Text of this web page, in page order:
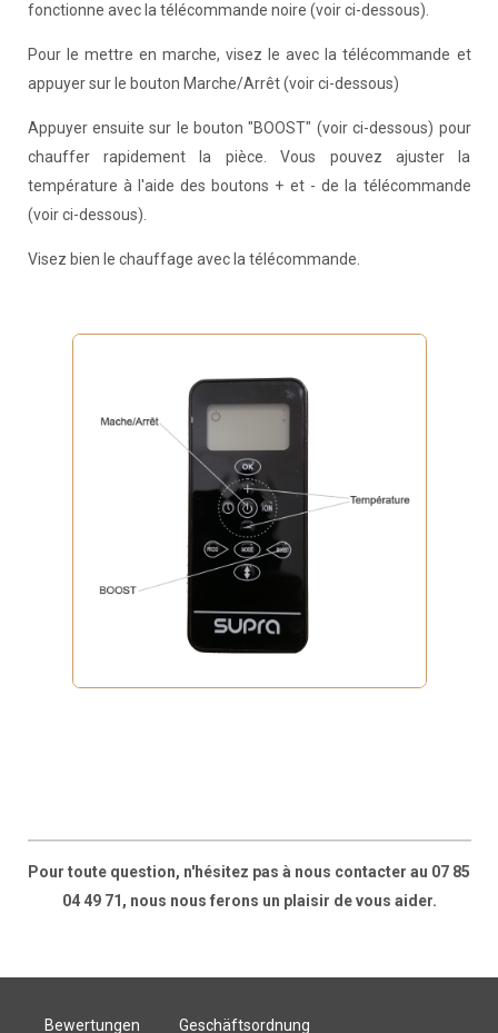
fonctionne avec la télécommande noire (voir ci-dessous).
Pour le mettre en marche, visez le avec la télécommande et
appuyer sur le bouton Marche/Arrêt (voir ci-dessous)
Appuyer ensuite sur le bouton "BOOST" (voir ci-dessous) pour
chauffer rapidement la pièce. Vous pouvez ajuster la
température à l'aide des boutons + et - de la télécommande
(voir ci-dessous).
Visez bien le chauffage avec la télécommande.
Pour toute question, n'hésitez pas à nous contacter au 07 85
04 49 71, nous nous ferons un plaisir de vous aider.
Bewertungen Geschäftsordnung